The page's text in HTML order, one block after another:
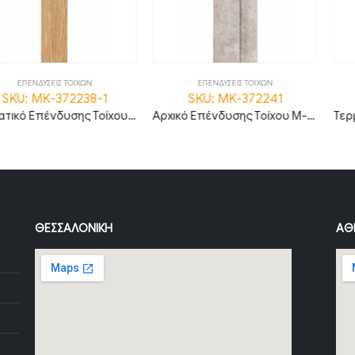
ΤΟΙΧΩΝ
1
Τερματικό Επένδυσης Τοίχου S-LINE Natural Oak
ΕΠΕΝΔΥΣΕΙΣ ΤΟΙΧΩΝ
SKU: MK-372241
Αρχικό Επένδυσης Τοίχου M-LINE Concrete
SKU:
ΘΕΣΣΑΛΟΝΊΚΗ